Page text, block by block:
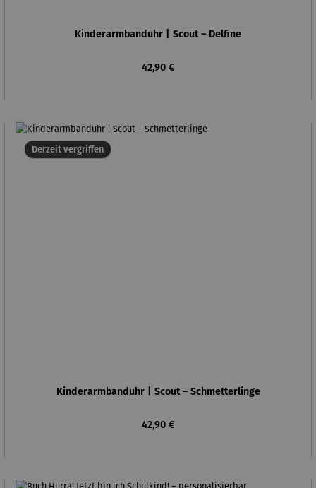
Kinderarmbanduhr | Scout – Delfine
Regulärer Preis:
42,90 €
Derzeit vergriffen
Kinderarmbanduhr | Scout – Schmetterlinge
Regulärer Preis:
42,90 €